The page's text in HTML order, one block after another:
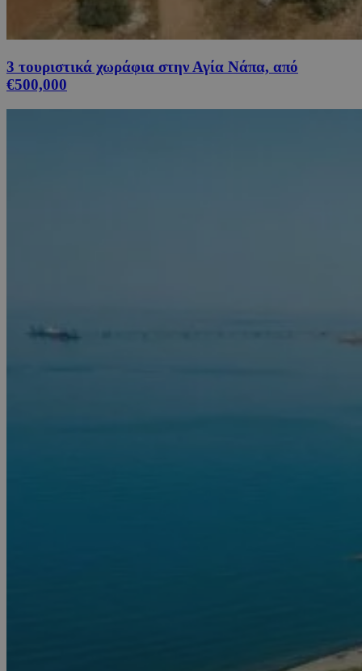
3 τουριστικά χωράφια στην Αγία Νάπα, από
€500,000